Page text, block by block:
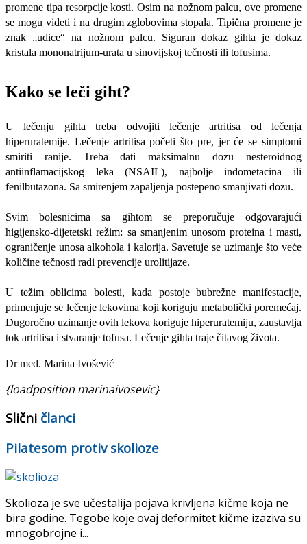
promene tipa resorpcije kosti. Osim na nožnom palcu, ove promene
se mogu videti i na drugim zglobovima stopala. Tipična promene je
znak „udice“ na nožnom palcu. Siguran dokaz gihta je dokaz
kristala mononatrijum-urata u sinovijskoj tečnosti ili tofusima.
Kako se leči giht?
U lečenju gihta treba odvojiti lečenje artritisa od lečenja
hiperuratemije. Lečenje artritisa početi što pre, jer će se simptomi
smiriti ranije. Treba dati maksimalnu dozu nesteroidnog
antiinflamacijskog leka (NSAIL), najbolje indometacina ili
fenilbutazona. Sa smirenjem zapaljenja postepeno smanjivati dozu.
Svim bolesnicima sa gihtom se preporučuje odgovarajući
higijensko-dijetetski režim: sa smanjenim unosom proteina i masti,
ograničenje unosa alkohola i kalorija. Savetuje se uzimanje što veće
količine tečnosti radi prevencije urolitijaze.
U težim oblicima bolesti, kada postoje bubrežne manifestacije,
primenjuje se lečenje lekovima koji koriguju metabolički poremećaj.
Dugoročno uzimanje ovih lekova koriguje hiperuratemiju, zaustavlja
tok artritisa i stvaranje tofusa. Lečenje gihta traje čitavog života.
Dr med. Marina Ivošević
{loadposition marinaivosevic}
Slični članci
Pilatesom protiv skolioze
Skolioza je sve učestalija pojava krivljena kičme koja ne
bira godine. Tegobe koje ovaj deformitet kičme izaziva su
mnogobrojne i...